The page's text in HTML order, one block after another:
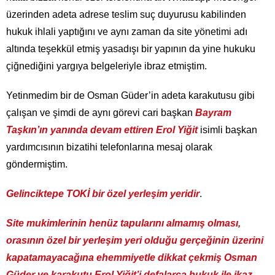
üzerinden adeta adrese teslim suç duyurusu kabilinden
hukuk ihlali yaptığını ve aynı zaman da site yönetimi adı
altında teşekkül etmiş yasadışı bir yapının da yine hukuku
çiğnediğini yargıya belgeleriyle ibraz etmiştim.
Yetinmedim bir de Osman Güder’in adeta karakutusu gibi
çalışan ve şimdi de aynı görevi cari başkan Bayram
Taşkın’ın yanında devam ettiren Erol Yiğit isimli başkan
yardımcısının bizatihi telefonlarına mesaj olarak
göndermiştim.
Gelinciktepe TOKİ bir özel yerleşim yeridir.
Site mukimlerinin henüz tapularını almamış olması,
orasının özel bir yerleşim yeri olduğu gerçeğinin üzerini
kapatamayacağına ehemmiyetle dikkat çekmiş Osman